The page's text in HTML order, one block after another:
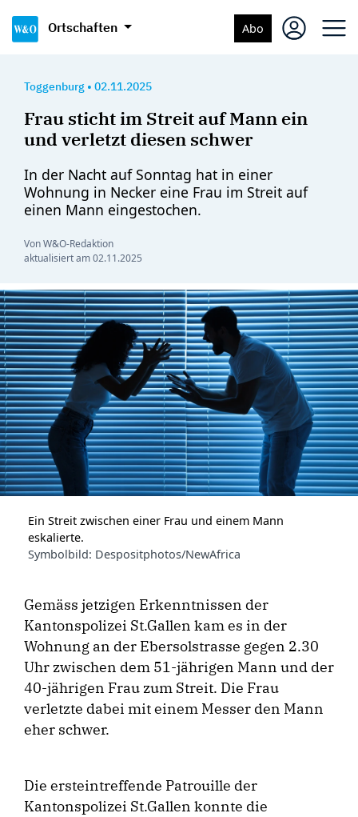
Ortschaften Abo
Toggenburg • 02.11.2025
Frau sticht im Streit auf Mann ein
und verletzt diesen schwer
In der Nacht auf Sonntag hat in einer
Wohnung in Necker eine Frau im Streit auf
einen Mann eingestochen.
Von W&O-Redaktion
aktualisiert am02.11.2025
Ein Streit zwischen einer Frau und einem Mann
eskalierte.
Symbolbild: Despositphotos/NewAfrica
Gemäss jetzigen Erkenntnissen der
Kantonspolizei St.Gallen kam es in der
Wohnung an der Ebersolstrasse gegen 2.30
Uhr zwischen dem 51-jährigen Mann und der
40-jährigen Frau zum Streit. Die Frau
verletzte dabei mit einem Messer den Mann
eher schwer.
Die ersteintreffende Patrouille der
Kantonspolizei St.Gallen konnte die